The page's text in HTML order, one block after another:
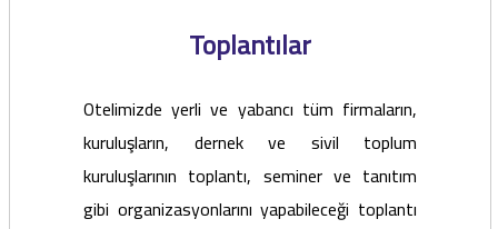
Toplantılar
Otelimizde yerli ve yabancı tüm firmaların,
kuruluşların, dernek ve sivil toplum
kuruluşlarının toplantı, seminer ve tanıtım
gibi organizasyonlarını yapabileceği toplantı